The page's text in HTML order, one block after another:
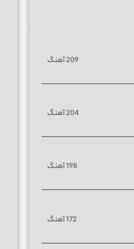
209 آهنگ
204 آهنگ
198 آهنگ
172 آهنگ